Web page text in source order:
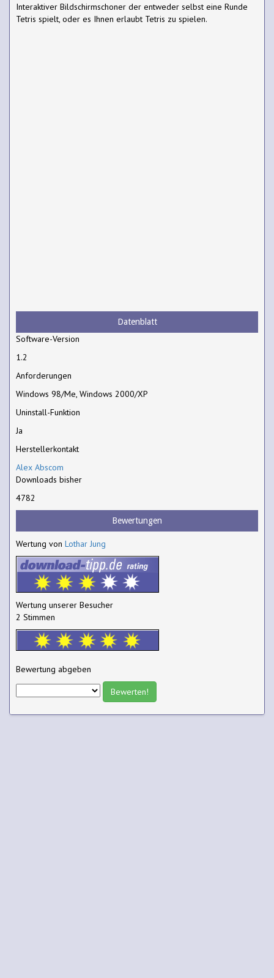
Interaktiver Bildschirmschoner der entweder selbst eine Runde
Tetris spielt, oder es Ihnen erlaubt Tetris zu spielen.
Datenblatt
Software-Version
1.2
Anforderungen
Windows 98/Me, Windows 2000/XP
Uninstall-Funktion
Ja
Herstellerkontakt
Alex Abscom
Downloads bisher
4782
Bewertungen
Wertung von Lothar Jung
Wertung unserer Besucher
2 Stimmen
Bewertung abgeben